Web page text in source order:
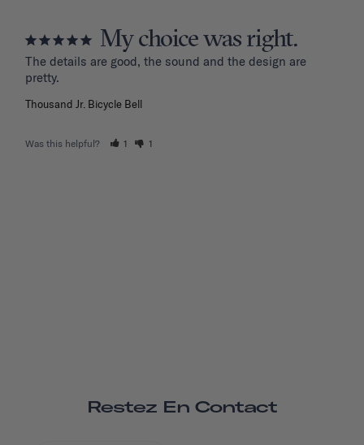
My choice was right.
The details are good, the sound and the design are
Thousand Jr. Bicycle Bell
Was this helpful? 1 1
Restez En Contact